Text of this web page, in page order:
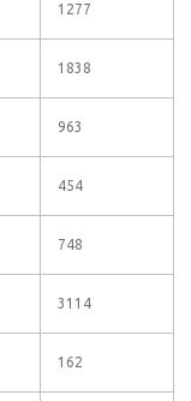
1277
1838
963
454
748
3114
162